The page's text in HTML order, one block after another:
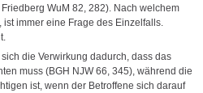
WuM 82, 282). Nach welchem
immer eine Frage des Einzelfalls.
die Verwirkung dadurch, dass das
muss (BGH NJW 66, 345), während die
ist, wenn der Betroffene sich darauf